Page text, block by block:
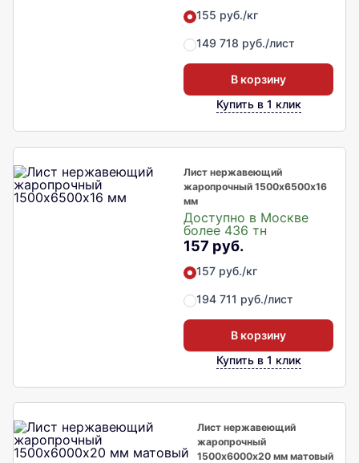
155 руб./кг
149 718 руб./лист
В корзину
Купить в 1 клик
Лист нержавеющий
жаропрочный 1500х6500х16
мм
Доступно в Москве
более 436 тн
157 руб.
157 руб./кг
194 711 руб./лист
В корзину
Купить в 1 клик
Лист нержавеющий
жаропрочный
1500х6000х20 мм матовый